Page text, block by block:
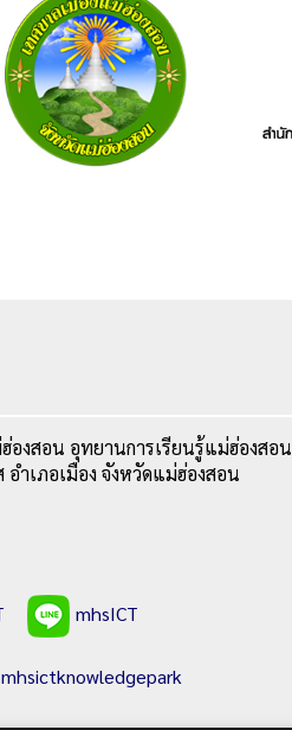
งสอน อุทยานการเรียนรู้แม่ฮ่องสอน
ำเภอเมือง จังหวัดแม่ฮ่องสอน
mhsICT
mhsictknowledgepark